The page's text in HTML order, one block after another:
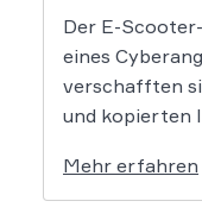
Der E-
eines
verschafften
und kopierten
Folgen das
derzeit noch
Mehr erfahren